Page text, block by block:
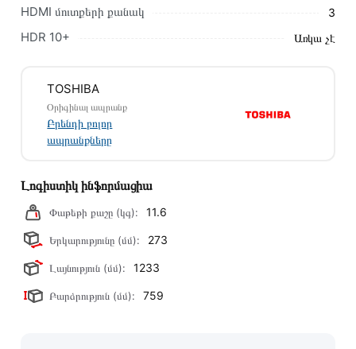
խորհուրդ ենք տալիս կարդալ նկարագրությունը,
կատարվում է 14 օրվա ընթացքում:
HDMI մուտքերի քանակ 3
HDR 10+ Առկա չէ
TOSHIBA
Օրիգինալ ապրանք
Բրենդի բոլոր
ապրանքները
Լոգիստիկ ինֆորմացիա
Փաթեթի քաշը (կգ): 11.6
Երկարությունը (մմ): 273
Լայնություն (մմ): 1233
Բարձրություն (մմ): 759